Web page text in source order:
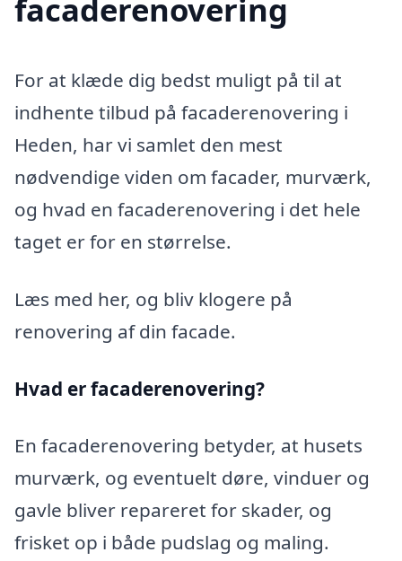
facaderenovering
For at klæde dig bedst muligt på til at
indhente tilbud på facaderenovering i
Heden, har vi samlet den mest
nødvendige viden om facader, murværk,
og hvad en facaderenovering i det hele
taget er for en størrelse.
Læs med her, og bliv klogere på
renovering af din facade.
Hvad er facaderenovering?
En facaderenovering betyder, at husets
murværk, og eventuelt døre, vinduer og
gavle bliver repareret for skader, og
frisket op i både pudslag og maling.